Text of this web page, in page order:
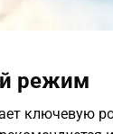
режим
ключевую